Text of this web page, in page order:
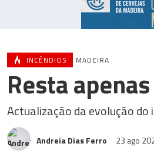
INCÊNDIOS MADEIRA
Resta
Actualização da evolução do
Andreia Dias Ferro 23 ago